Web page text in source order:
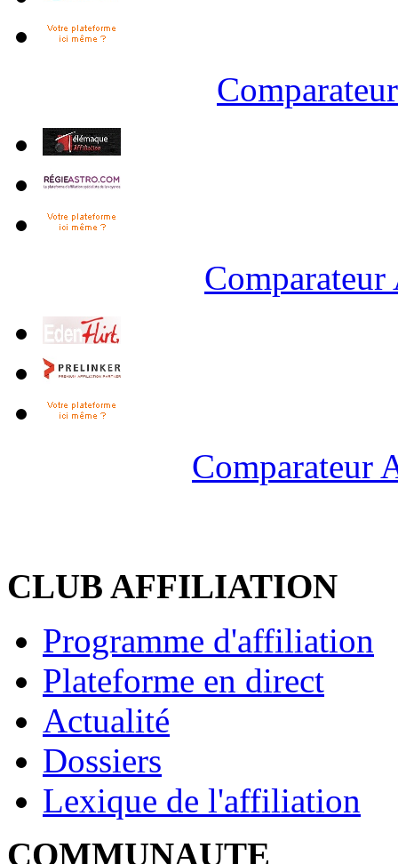
Comparateur
CLUB AFFILIATION
Programme d'affiliation
Plateforme en direct
Actualité
Dossiers
Lexique de l'affiliation
COMMUNAUTE